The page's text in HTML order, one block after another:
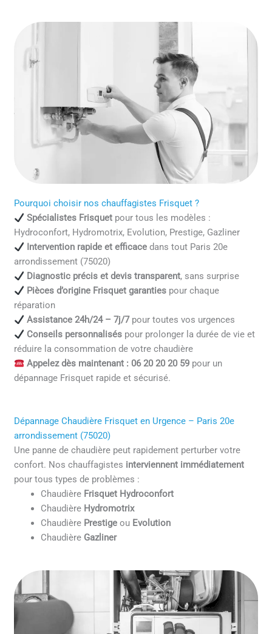
Pourquoi choisir nos chauffagistes Frisquet ?
Spécialistes Frisquetpour tous les modèles :
Hydroconfort, Hydromotrix, Evolution, Prestige, Gazliner
Intervention rapide et efficacedans tout Paris 20e
arrondissement (75020)
Diagnostic précis et devis transparent, sans surprise
Pièces d’origine Frisquet garantiespour chaque
réparation
Assistance 24h/24 – 7j/7pour toutes vos urgences
Conseils personnaliséspour prolonger la durée de vie et
réduire la consommation de votre chaudière
Appelez dès maintenant : 06 20 20 20 59pour un
dépannage Frisquet rapide et sécurisé.
Dépannage Chaudière Frisquet en Urgence – Paris 20e
arrondissement (75020)
Une panne de chaudière peut rapidement perturber votre
confort. Nos chauffagistes interviennent immédiatement
pour tous types de problèmes :
Chaudière Frisquet Hydroconfort
Chaudière Hydromotrix
Chaudière Prestige ou Evolution
Chaudière Gazliner